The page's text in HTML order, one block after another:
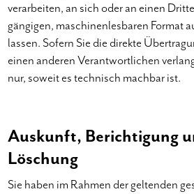
verarbeiten, an sich oder an einen
gängigen, maschinenlesbaren Format
lassen. Sofern Sie die direkte
einen anderen Verantwortlichen
nur, soweit es technisch machbar ist.
Auskunft, Berichtigung
Löschung
Sie haben im Rahmen der geltenden